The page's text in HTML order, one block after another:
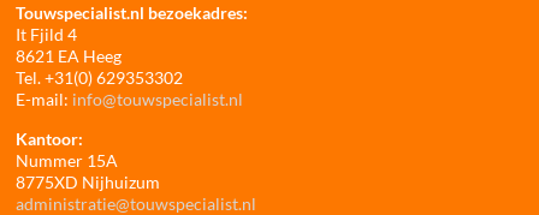
Touwspecialist.nl bezoekadres:
It Fjild 4
8621 EA Heeg
Tel. +31(0) 629353302
E-mail: info@touwspecialist.nl
Kantoor:
Nummer 15A
8775XD Nijhuizum
administratie@touwspecialist.nl